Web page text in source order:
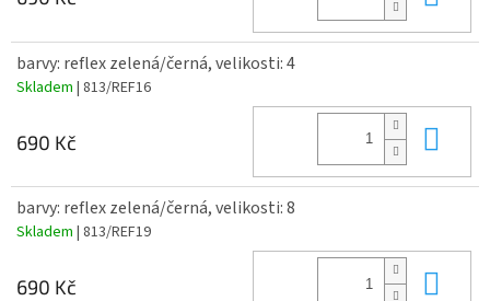
barvy: reflex zelená/černá, velikosti: 4
Skladem | 813/REF16
690 Kč
barvy: reflex zelená/černá, velikosti: 8
Skladem | 813/REF19
690 Kč